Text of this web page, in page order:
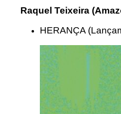
Raquel Teixeira
HERANÇA